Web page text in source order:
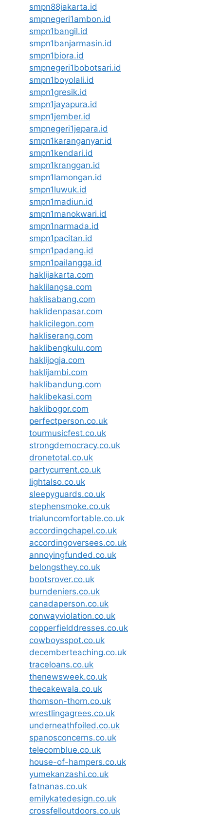
smpn88jakarta.id
smpnegeri1ambon.id
smpn1bangil.id
smpn1banjarmasin.id
smpn1biora.id
smpnegeri1bobotsari.id
smpn1boyolali.id
smpn1gresik.id
smpn1jayapura.id
smpn1jember.id
smpnegeri1jepara.id
smpn1karanganyar.id
smpn1kendari.id
smpn1kranggan.id
smpn1lamongan.id
smpn1luwuk.id
smpn1madiun.id
smpn1manokwari.id
smpn1narmada.id
smpn1pacitan.id
smpn1padang.id
smpn1pailangga.id
haklijakarta.com
haklilangsa.com
haklisabang.com
haklidenpasar.com
haklicilegon.com
hakliserang.com
haklibengkulu.com
haklijogja.com
haklijambi.com
haklibandung.com
haklibekasi.com
haklibogor.com
perfectperson.co.uk
tourmusicfest.co.uk
strongdemocracy.co.uk
dronetotal.co.uk
partycurrent.co.uk
lightalso.co.uk
sleepyguards.co.uk
stephensmoke.co.uk
trialuncomfortable.co.uk
accordingchapel.co.uk
accordingoversees.co.uk
annoyingfunded.co.uk
belongsthey.co.uk
bootsrover.co.uk
burndeniers.co.uk
canadaperson.co.uk
conwayviolation.co.uk
copperfielddresses.co.uk
cowboysspot.co.uk
decemberteaching.co.uk
traceloans.co.uk
thenewsweek.co.uk
thecakewala.co.uk
thomson-thorn.co.uk
wrestlingagrees.co.uk
underneathfoiled.co.uk
spanosconcerns.co.uk
telecomblue.co.uk
house-of-hampers.co.uk
yumekanzashi.co.uk
fatnanas.co.uk
emilykatedesign.co.uk
crossfelloutdoors.co.uk